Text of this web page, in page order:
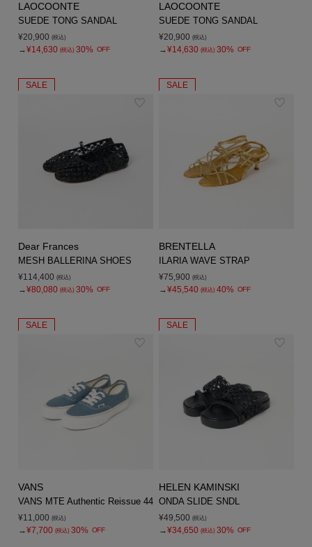
LAOCOONTE
SUEDE TONG SANDAL
¥20,900 (税込)
→¥14,630 (税込) 30% OFF
LAOCOONTE
SUEDE TONG SANDAL
¥20,900 (税込)
→¥14,630 (税込) 30% OFF
SALE
Dear Frances
MESH BALLERINA SHOES
¥114,400 (税込)
→¥80,080 (税込) 30% OFF
SALE
BRENTELLA
ILARIA WAVE STRAP
¥75,900 (税込)
→¥45,540 (税込) 40% OFF
SALE
VANS
VANS MTE Authentic Reissue 44
¥11,000 (税込)
→¥7,700 (税込) 30% OFF
SALE
HELEN KAMINSKI
ONDA SLIDE SNDL
¥49,500 (税込)
→¥34,650 (税込) 30% OFF